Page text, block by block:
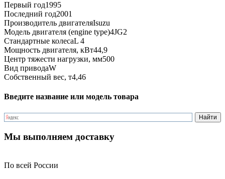
Первый год1995
Последний год2001
Производитель двигателяIsuzu
Модель двигателя (engine type)4JG2
Стандартные колесаL 4
Мощность двигателя, кВт44,9
Центр тяжести нагрузки, мм500
Вид приводаW
Собственный вес, т4,46
Введите название или модель товара
Мы выполняем доставку
По всей России